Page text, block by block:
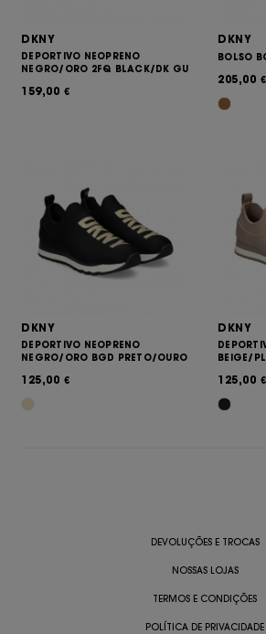
DKNY
DEPORTIVO NEOPRENO
NEGRO/ORO 2FQ BLACK/DK GU
159,00 €
DKNY
BOLSO
205,00 €
DKNY
DEPORTIVO NEOPRENO
NEGRO/ORO BGD PRETO/OURO
125,00 €
DKNY
BEIGE/
125,00 €
DEVOLUÇÕES E TROCAS
NOSSAS LOJAS
TERMOS E CONDIÇÕES
POLÍTICA DE PRIVACIDADE